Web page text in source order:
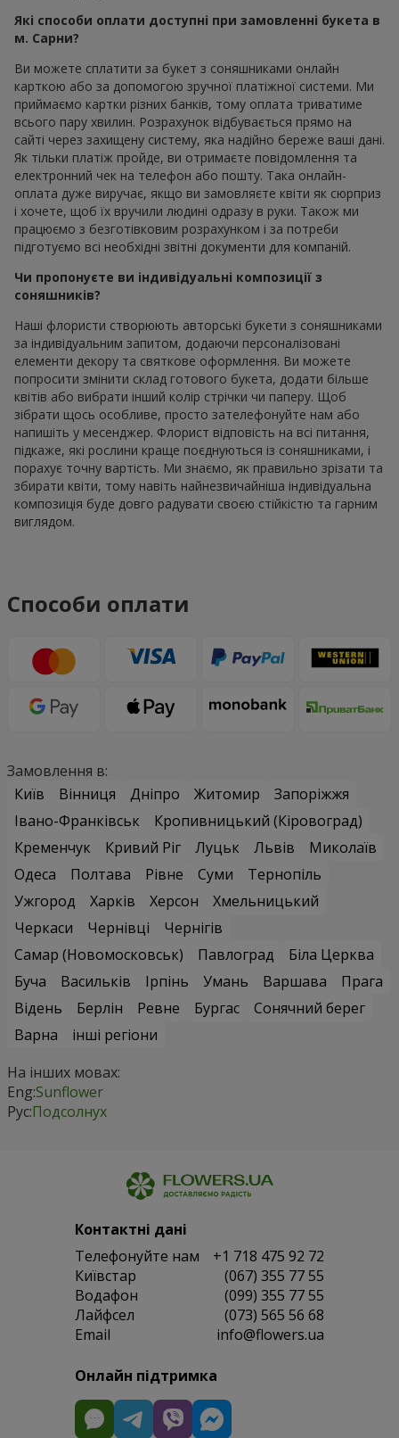
Які способи оплати доступні при замовленні букета в
м. Сарни?
Ви можете сплатити за букет з соняшниками онлайн
карткою або за допомогою зручної платіжної системи. Ми
приймаємо картки різних банків, тому оплата триватиме
всього пару хвилин. Розрахунок відбувається прямо на
сайті через захищену систему, яка надійно береже ваші дані.
Як тільки платіж пройде, ви отримаєте повідомлення та
електронний чек на телефон або пошту. Така онлайн-
оплата дуже виручає, якщо ви замовляєте квіти як сюрприз
і хочете, щоб їх вручили людині одразу в руки. Також ми
працюємо з безготівковим розрахунком і за потреби
підготуємо всі необхідні звітні документи для компаній.
Чи пропонуєте ви індивідуальні композиції з
соняшників?
Наші флористи створюють авторські букети з соняшниками
за індивідуальним запитом, додаючи персоналізовані
елементи декору та святкове оформлення. Ви можете
попросити змінити склад готового букета, додати більше
квітів або вибрати інший колір стрічки чи паперу. Щоб
зібрати щось особливе, просто зателефонуйте нам або
напишіть у месенджер. Флорист відповість на всі питання,
підкаже, які рослини краще поєднуються із соняшниками, і
порахує точну вартість. Ми знаємо, як правильно зрізати та
збирати квіти, тому навіть найнезвичайніша індивідуальна
композиція буде довго радувати своєю стійкістю та гарним
виглядом.
Способи оплати
Замовлення в:
Київ
Вінниця Дніпро Житомир
Запоріжжя
Івано-Франківськ
Кропивницький (Кіровоград)
Кременчук
Кривий Ріг Луцьк Львів
Миколаїв
Одеса
Полтава Рівне Суми
Тернопіль
Ужгород
Харків Херсон
Хмельницький
Черкаси
Чернівці
Чернігів
Самар (Новомосковськ)
Павлоград
Біла Церква
Буча
Васильків Ірпінь Умань Варшава
Прага
Відень
Берлін Ревне Бургас
Сонячний берег
Варна
інші регіони
На інших мовах:
Eng:Sunflower
Рус:Подсолнух
Контактні дані
Телефонуйте нам
+1 718 475 92 72
Київстар
(067) 355 77 55
Водафон
(099) 355 77 55
Лайфсел
(073) 565 56 68
Email
info@flowers.ua
Онлайн підтримка